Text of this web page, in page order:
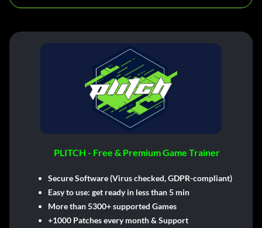
PLITCH - Free & Premium Game Trainer
Secure Software (Virus checked, GDPR-compliant)
Easy to use: get ready in less than 5 min
More than 5300+ supported Games
+1000 Patches every month & Support